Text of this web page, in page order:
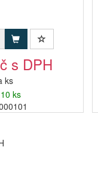
s DPH
ks
ks